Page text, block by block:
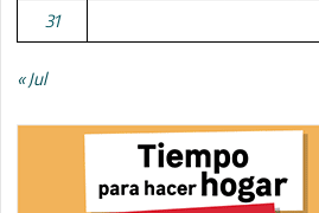
31
« Jul